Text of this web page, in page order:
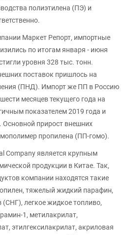
полиэтилена (ПЭ) и
Маркет Репорт, импортные
по итогам января - июня
уровня 328 тыс. тонн.
поставок пришлось на
(ПНД). Импорт же ПП в Россию
месяцев текущего года на
показателем 2019 года и
Основной прирост внешних
пропилена (ПП-гомо).
Company является крупным
продукции в Китае. Так,
компании находятся такие
тяжелый жидкий парафин,
легкое жидкое топливо,
1, метилакрилат,
этилгексилакрилат, акриловая